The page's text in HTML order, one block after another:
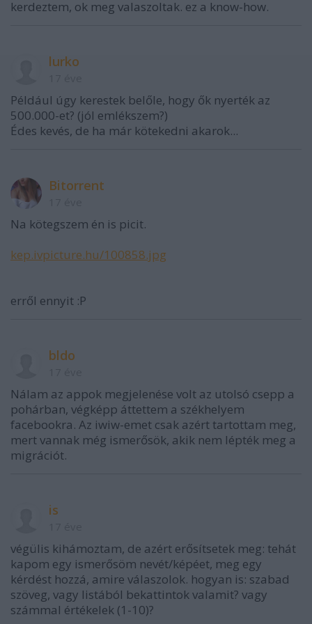
kerdeztem, ok meg valaszoltak. ez a know-how.
lurko
Például úgy kerestek belőle, hogy ők nyerték az
500.000-et? (jól emlékszem?)
Édes kevés, de ha már kötekedni akarok...
Bitorrent
Na kötegszem én is picit.
kep.ivpicture.hu/100858.jpg
erről ennyit :P
bldo
Nálam az appok megjelenése volt az utolsó csepp a
pohárban, végképp áttettem a székhelyem
facebookra. Az iwiw-emet csak azért tartottam meg,
mert vannak még ismerősök, akik nem lépték meg a
migrációt.
is
végülis kihámoztam, de azért erősítsetek meg: tehát
kapom egy ismerősöm nevét/képéet, meg egy
kérdést hozzá, amire válaszolok. hogyan is: szabad
szöveg, vagy listából bekattintok valamit? vagy
számmal értékelek (1-10)?